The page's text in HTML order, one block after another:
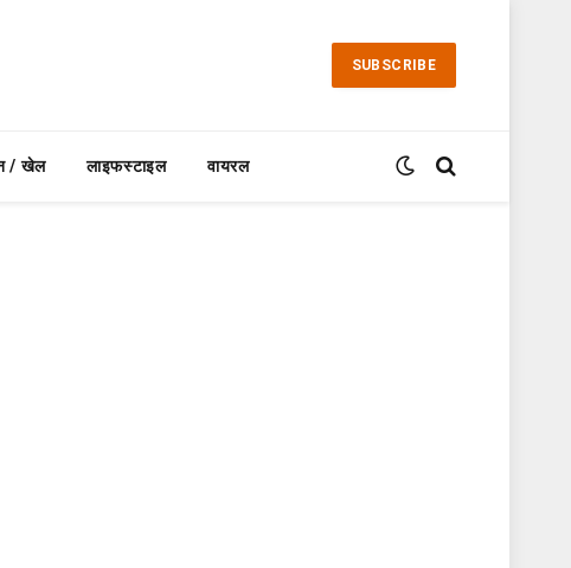
SUBSCRIBE
/ खेल लाइफस्टाइल वायरल